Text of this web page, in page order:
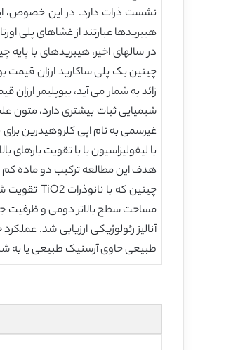
نشست ذرات دارد. در این خصوص،
هیبریدها عبارتند از غشاهای پلی
در سالهای اخیر، هیبریدهای با
چیتین یک پلی ساکارید ارزان قیمت
زائد به شمار می آید، بیوپلیمر
شیمیایی ثبات بیشتری دارد، متون
غیرسمی به نام اپی کلروهیدرین
با لیفولیزاسیون یا با تقویت بارهای
هدف این مطالعه ترکیب دو ماده کم
مساحت سطح بالاتر دومی و ظرفیت
طبیعی حاوی آرسنیک طبیعی یا به